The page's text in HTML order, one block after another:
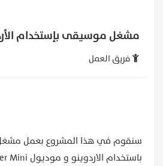
مشغل موسيقى بإستخدام
فريق العمل